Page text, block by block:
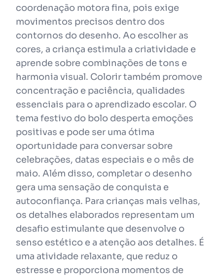
coordenação motora fina, pois exige
movimentos precisos dentro dos
contornos do desenho. Ao escolher as
cores, a criança estimula a criatividade e
aprende sobre combinações de tons e
harmonia visual. Colorir também promove
concentração e paciência, qualidades
essenciais para o aprendizado escolar. O
tema festivo do bolo desperta emoções
positivas e pode ser uma ótima
oportunidade para conversar sobre
celebrações, datas especiais e o mês de
maio. Além disso, completar o desenho
gera uma sensação de conquista e
autoconfiança. Para crianças mais velhas,
os detalhes elaborados representam um
desafio estimulante que desenvolve o
senso estético e a atenção aos detalhes. É
uma atividade relaxante, que reduz o
estresse e proporciona momentos de